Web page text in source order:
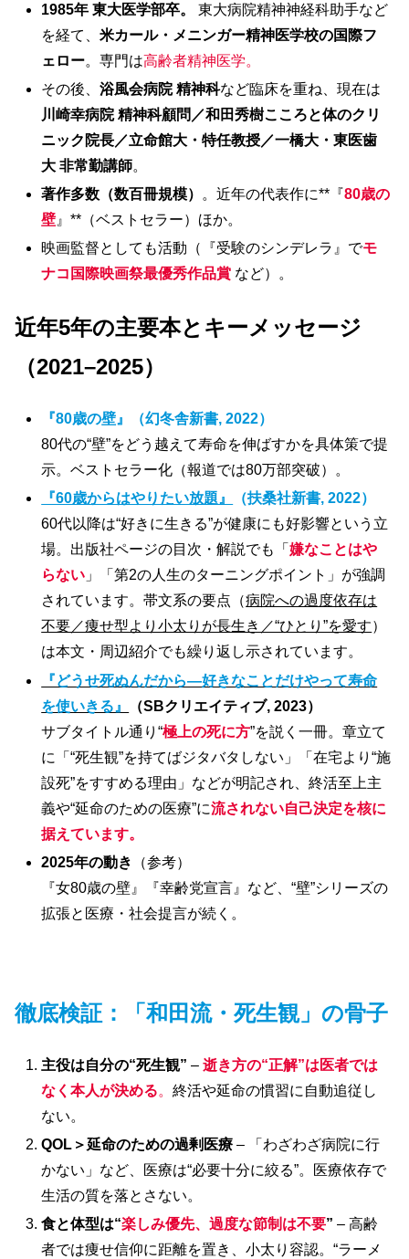
1985年 東大医学部卒。
東大病院精神神経科助手など
を経て、米カール・メニンガー精神医学校の国際フ
ェロー。専門は高齢者精神医学。
その後、浴風会病院 精神科など臨床を重ね、現在は
川崎幸病院 精神科顧問／和田秀樹こころと体のクリ
ニック院長／立命館大・特任教授／一橋大・東医歯
大 非常勤講師。
著作多数（数百冊規模）
。近年の代表作に**『80歳の
壁 』**（ベストセラー）ほか。
映画監督としても活動（『受験のシンデレラ』でモ
ナコ国際映画祭最優秀作品賞 など）。
近年5年の主要本とキーメッセージ
（2021–2025）
『80歳の壁』（幻冬舎新書, 2022）
80代の“壁”をどう越えて寿命を伸ばすかを具体策で提
示。ベストセラー化（報道では80万部突破）。
『60歳からはやりたい放題』
（扶桑社新書, 2022）
60代以降は“好きに生きる”が健康にも好影響という立
場。出版社ページの目次・解説でも「嫌なことはや
らない 」「第2の人生のターニングポイント」が強調
されています。帯文系の要点（病院への過度依存は
不要／痩せ型より小太りが長生き／“ひとり”を愛す）
は本文・周辺紹介でも繰り返し示されています。
『どうせ死ぬんだから―好きなことだけやって寿命
を使いきる』
（SBクリエイティブ, 2023）
サブタイトル通り“極上の死に方”を説く一冊。章立て
に「“死生観”を持てばジタバタしない」「在宅より“施
設死”をすすめる理由」などが明記され、終活至上主
義や“延命のための医療”に流されない自己決定を核に
据えています。
2025年の動き
（参考）
『女80歳の壁』『幸齢党宣言』など、“壁”シリーズの
拡張と医療・社会提言が続く。
徹底検証：「和田流・死生観」の骨子
主役は自分の“死生観” –逝き方の“正解”は医者では
なく本人が決める。終活や延命の慣習に自動追従し
ない。
QOL ＞延命のための過剰医療 – 「わざわざ病院に行
かない」など、医療は“必要十分に絞る”。医療依存で
生活の質を落とさない。
食と体型は“楽しみ優先、過度な節制は不要” – 高齢
者では痩せ信仰に距離を置き、小太り容認。“ラーメ